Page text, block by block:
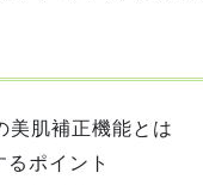
美肌補正機能とは
ポイント